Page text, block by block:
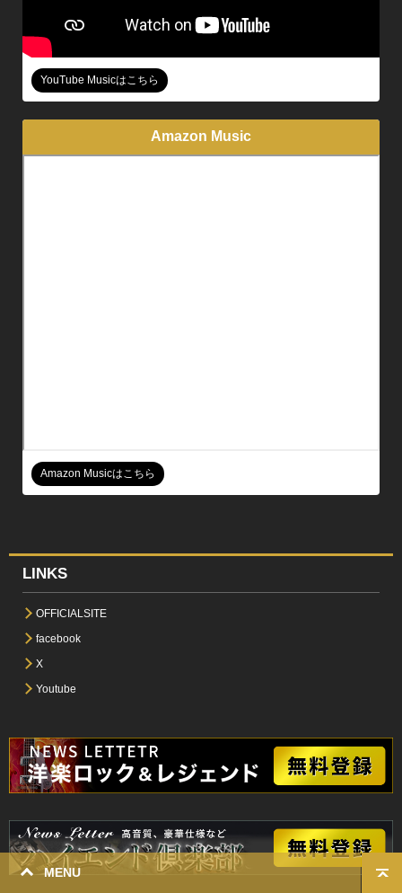
MENU
YouTube Musicはこちら
Amazon Music
Amazon Musicはこちら
LINKS
OFFICIALSITE
facebook
X
Youtube